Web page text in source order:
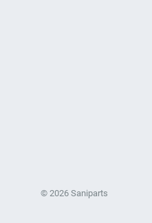
© 2026 Saniparts